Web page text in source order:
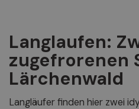
Langlaufen:
zugefrorenen
Lärchenwald
Langläufer finden hier zwei